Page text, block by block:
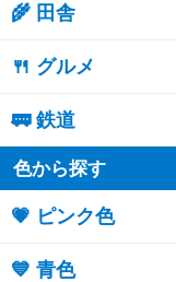
🌾 田舎
🍴 グルメ
🚃 鉄道
色から探す
💗 ピンク色
💙 青色